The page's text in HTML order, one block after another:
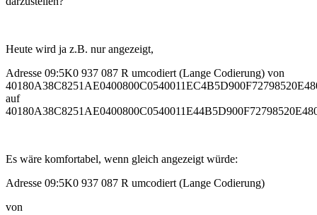
Heute wird ja z.B. nur angezeigt,
Adresse 09:5K0 937 087 R umcodiert (Lange Codierung) von
auf
Es wäre komfortabel, wenn gleich angezeigt würde:
Adresse 09:5K0 937 087 R umcodiert (Lange Codierung)
von